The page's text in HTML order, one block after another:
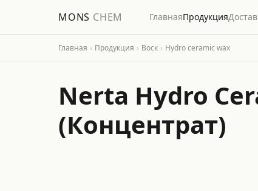
MONS CHEM ГлавнаяПродукция
Главная › Продукция › Воск › Hydro ceramic wax
Nerta Hydro
(Концентрат)